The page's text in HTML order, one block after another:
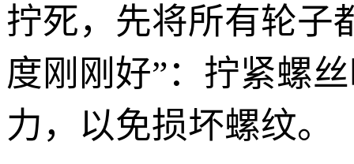
拧死，先将所有轮子
度刚刚好”：拧紧螺
力，以免损坏螺纹。